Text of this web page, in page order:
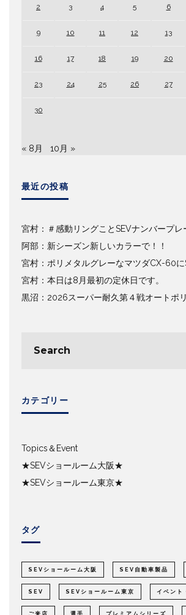
2 3 4 5 6
9 10 11 12 13
16 17 18 19 20
23 24 25 26 27
30
« 8月 10月 »
最近の投稿
宮村：＃感動リングことSEVナンバープレ
阿部：新シーズン新しいカラーで！！
宮村：ポリメタルグレーなマツダCX-60に
宮村：本日は8月最初の定休日です。
黒沼：2026スーパー耐久第４戦オートポ
カテゴリー
Topics＆Event
★SEVショールーム大阪★
★SEVショールーム東京★
タグ
SEVショールーム大阪 SEV自動車製品
SEV SEVショールーム東京 イベント
ご来店 選手 プレミアムシリーズ